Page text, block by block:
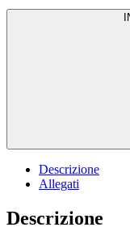
Descrizione
Allegati
Descrizione